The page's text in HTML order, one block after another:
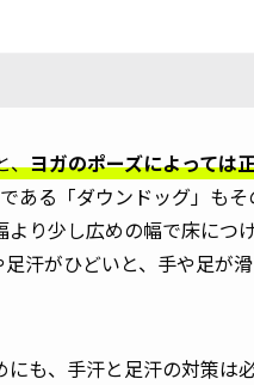
、ヨガのポーズによっては
ある「ダウンドッグ」も
より少し広めの幅で床につ
汗がひどいと、手や足が
も、手汗と足汗の対策は